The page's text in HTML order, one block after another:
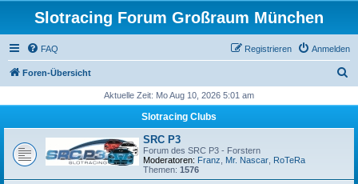
Slotracing Forum Großraum München
FAQ Anmelden
Registrieren
Foren-Übersicht
h
Aktuelle Zeit: Mo Aug 10, 2026 5:01 am
Slotracing Clubs
SRC P3
Forum des SRC P3 - Forstern
Moderatoren: Franz Mr. Nascar RoTeRa
Themen: 1576